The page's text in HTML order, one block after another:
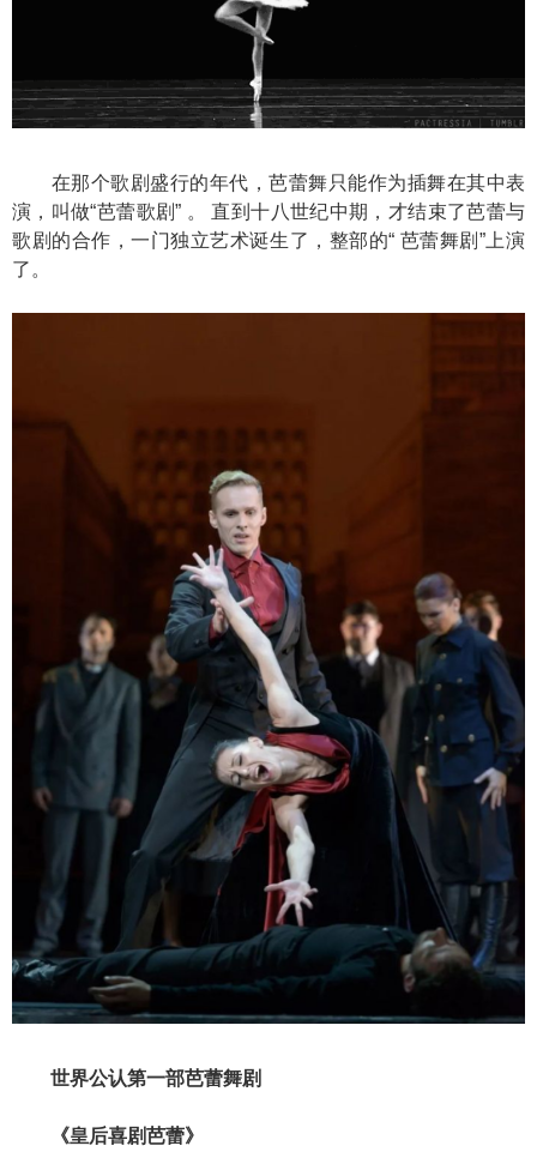
在那个歌剧盛行的年代，芭蕾舞只能作为插舞在其中表
演，叫做“芭蕾歌剧” 。 直到十八世纪中期，才结束了芭蕾与
歌剧的合作，一门独立艺术诞生了，整部的“ 芭蕾舞剧”上演
了。
世界公认第一部芭蕾舞剧
《皇后喜剧芭蕾》